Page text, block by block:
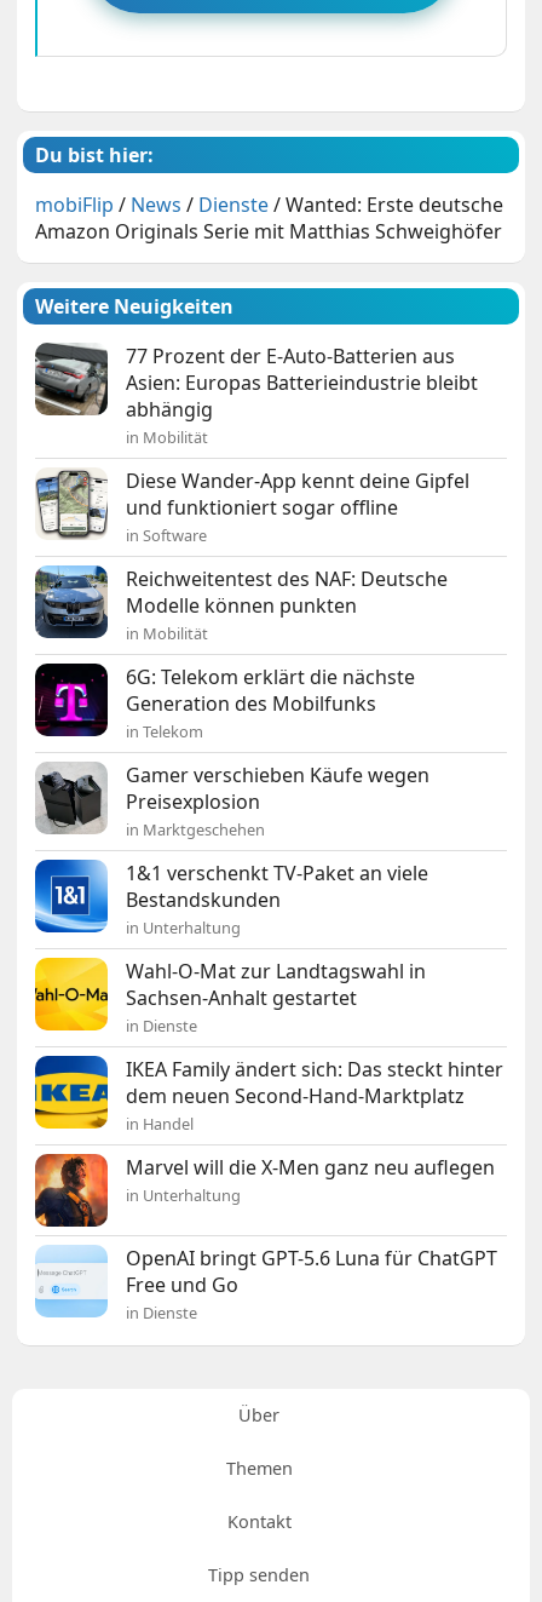
Du bist hier:
mobiFlip / News / Dienste/Wanted: Erste deutsche
Amazon Originals Serie mit Matthias Schweighöfer
Weitere Neuigkeiten
77 Prozent der E-Auto-Batterien aus
Asien: Europas Batterieindustrie bleibt
abhängig
in Mobilität
Diese Wander-App kennt deine Gipfel
und funktioniert sogar offline
in Software
Reichweitentest des NAF: Deutsche
Modelle können punkten
in Mobilität
6G: Telekom erklärt die nächste
Generation des Mobilfunks
in Telekom
Gamer verschieben Käufe wegen
Preisexplosion
in Marktgeschehen
1&1 verschenkt TV-Paket an viele
Bestandskunden
in Unterhaltung
Wahl-O-Mat zur Landtagswahl in
Sachsen-Anhalt gestartet
in Dienste
IKEA Family ändert sich: Das steckt hinter
dem neuen Second-Hand-Marktplatz
in Handel
Marvel will die X-Men ganz neu auflegen
in Unterhaltung
OpenAI bringt GPT-5.6 Luna für ChatGPT
Free und Go
in Dienste
Über
Themen
Kontakt
Tipp senden